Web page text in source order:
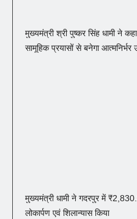
मुख्यमंत्री श्री पुष्कर सिंह धामी ने
सामूहिक प्रयासों से बनेगा आत्मनिर्भर
मुख्यमंत्री धामी ने गदरपुर में
लोकार्पण एवं शिलान्यास किया